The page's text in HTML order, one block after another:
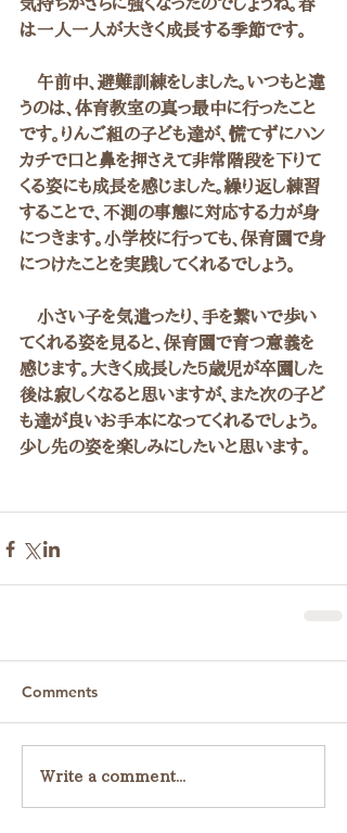
は一人一人が大きく成長する季節です。
午前中、避難訓練をしました。いつもと違
うのは、体育教室の真っ最中に行ったこと
です。りんご組の子ども達が、慌てずにハン
カチで口と鼻を押さえて非常階段を下りて
くる姿にも成長を感じました。繰り返し練習
することで、不測の事態に対応する力が身
につきます。小学校に行っても、保育園で身
につけたことを実践してくれるでしょう。
小さい子を気遣ったり、手を繋いで歩い
てくれる姿を見ると、保育園で育つ意義を
感じます。大きく成長した5歳児が卒園した
後は寂しくなると思いますが、また次の子ど
も達が良いお手本になってくれるでしょう。
少し先の姿を楽しみにしたいと思います。
Comments
Write a comment...